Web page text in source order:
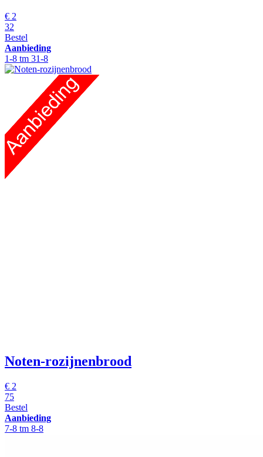
€ 2
32
Bestel
Aanbieding
1-8 tm 31-8
Noten-rozijnenbrood
€ 2
75
Bestel
Aanbieding
7-8 tm 8-8